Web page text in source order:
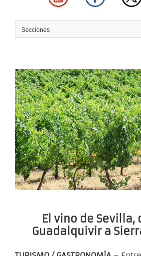
Secciones
El vino de Sevilla,
Guadalquivir a